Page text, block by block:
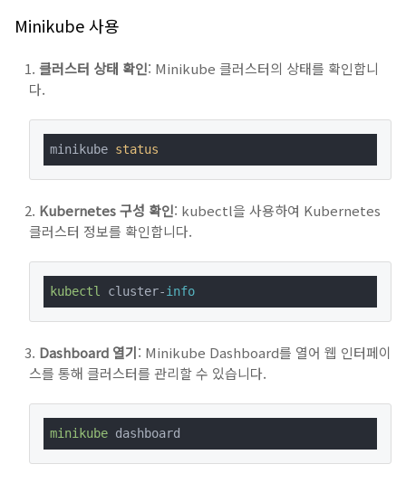
Minikube 사용
클러스터 상태 확인: Minikube 클러스터의 상태를 확인합니
다.
minikube status
Kubernetes 구성 확인: kubectl을 사용하여 Kubernetes
클러스터 정보를 확인합니다.
kubectl cluster-info
Dashboard 열기: Minikube Dashboard를 열어 웹 인터페이
스를 통해 클러스터를 관리할 수 있습니다.
minikube dashboard